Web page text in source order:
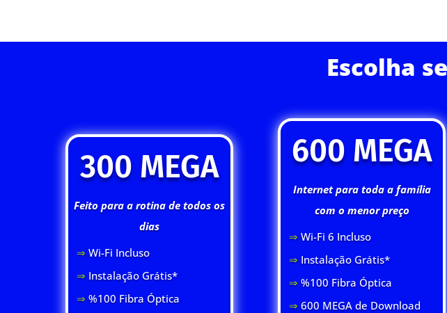
Escolha
300 MEGA
Feito para a rotina de todos os
dias
⇒ Wi-Fi Incluso
⇒ Instalação Grátis*
⇒ %100 Fibra Óptica
600 MEGA
Internet para toda a família
com o menor preço
⇒ Wi-Fi 6 Incluso
⇒ Instalação Grátis*
⇒ %100 Fibra Óptica
⇒ 600 MEGA de Download